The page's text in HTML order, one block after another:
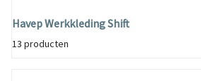
Havep Werkkleding Shift
13 producten